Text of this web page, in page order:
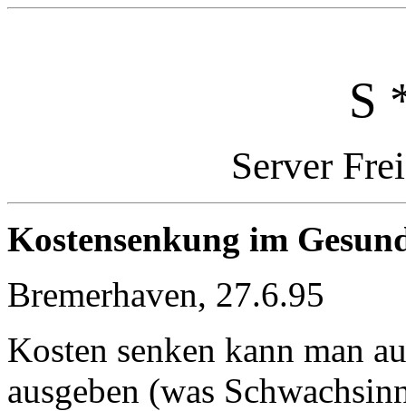
S
Server
Kostensenkung im
Bremerhaven, 27.6.95
Kosten senken kann man
ausgeben (was